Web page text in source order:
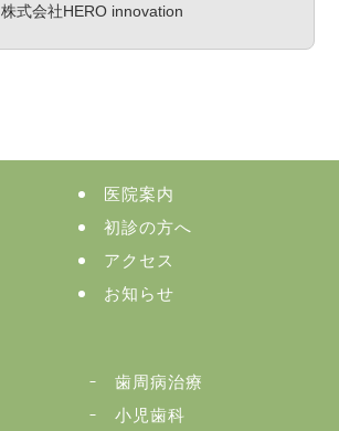
株式会社HERO innovation
医院案内
初診の方へ
アクセス
お知らせ
歯周病治療
小児歯科